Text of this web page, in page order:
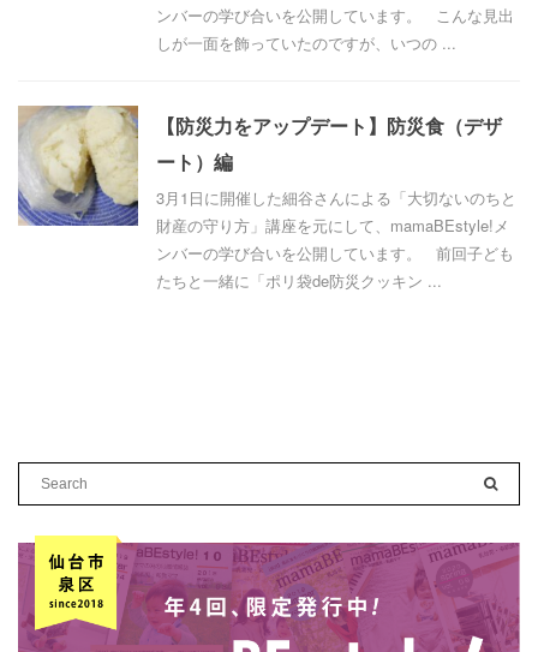
ンバーの学び合いを公開しています。 こんな見出
しが一面を飾っていたのですが、いつの ...
【防災力をアップデート】防災食（デザ
ート）編
3月1日に開催した細谷さんによる「大切ないのちと
財産の守り方」講座を元にして、mamaBEstyle!メ
ンバーの学び合いを公開しています。 前回子ども
たちと一緒に「ポリ袋de防災クッキン ...